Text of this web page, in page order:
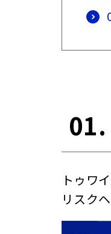
01.
トゥワ
リスク